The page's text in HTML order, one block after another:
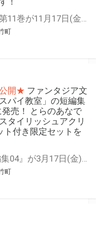
『スパイ教室』の第11巻が11月17日(金)に発売！ とらのあなでは発売を記念して「アクリルジオラマ2個セット」付きのファンタジアスペシャルパックを発売いたします！ 是非この機会にお買い求めください！
町
開★ ファンタジア文
パイ教室」の短編集
売！ とらのあなで
タイリッシュアクリ
ト付き限定セットを
『スパイ教室 短編集04』が3月17日(金)に発売！ とらのあなでは発売を記念して「スタイリッシュアクリルスタンド4個セット付き限定セット」を発売いたします！ 是非この機会にお買い求めください！
町